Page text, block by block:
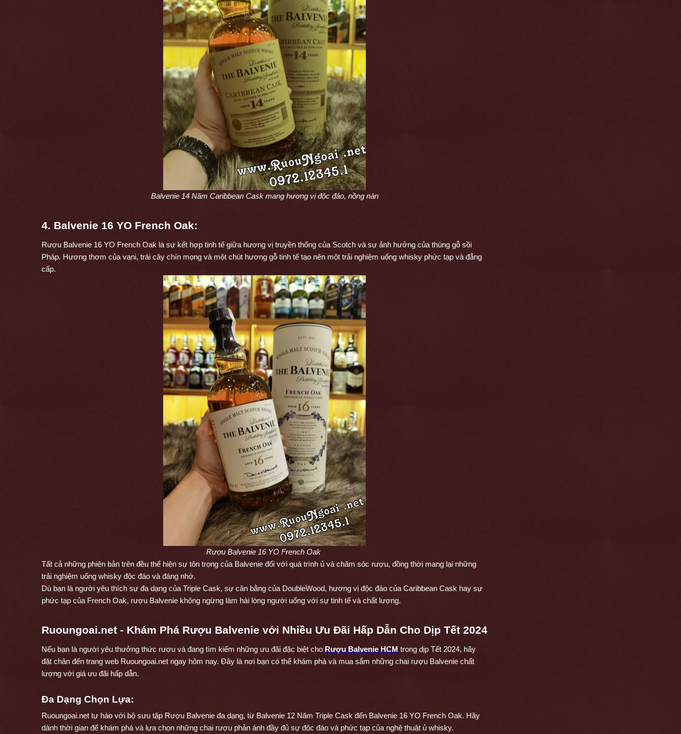
Balvenie 14 Năm Caribbean Cask mang hương vị độc đáo, nồng nàn
4. Balvenie 16 YO French Oak:
Rượu Balvenie 16 YO French Oak là sự kết hợp tinh tế giữa hương vị truyền thống của Scotch và sự ảnh hưởng của thùng gỗ sồi
Pháp. Hương thơm của vani, trái cây chín mọng và một chút hương gỗ tinh tế tạo nên một trải nghiệm uống whisky phức tạp và đẳng
cấp.
Rượu Balvenie 16 YO French Oak
Tất cả những phiên bản trên đều thể hiện sự tôn trọng của Balvenie đối với quá trình ủ và chăm sóc rượu, đồng thời mang lại những
trải nghiệm uống whisky độc đáo và đáng nhớ.
Dù bạn là người yêu thích sự đa dạng của Triple Cask, sự cân bằng của DoubleWood, hương vị độc đáo của Caribbean Cask hay sự
phức tạp của French Oak, rượu Balvenie không ngừng làm hài lòng người uống với sự tinh tế và chất lượng.
Ruoungoai.net - Khám Phá Rượu Balvenie với Nhiều Ưu Đãi Hấp Dẫn Cho Dịp Tết 2024
Nếu bạn là người yêu thưởng thức rượu và đang tìm kiếm những ưu đãi đặc biệt cho Rượu Balvenie HCM trong dịp Tết 2024, hãy
đặt chân đến trang web Ruoungoai.net ngay hôm nay. Đây là nơi bạn có thể khám phá và mua sắm những chai rượu Balvenie chất
lượng với giá ưu đãi hấp dẫn.
Đa Dạng Chọn Lựa:
Ruoungoai.net tự hào với bộ sưu tập Rượu Balvenie đa dạng, từ Balvenie 12 Năm Triple Cask đến Balvenie 16 YO French Oak. Hãy
dành thời gian để khám phá và lựa chọn những chai rượu phản ánh đầy đủ sự độc đáo và phức tạp của nghệ thuật ủ whisky.